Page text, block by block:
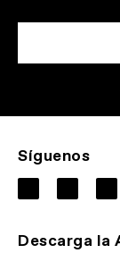
Síguenos
Descarga la